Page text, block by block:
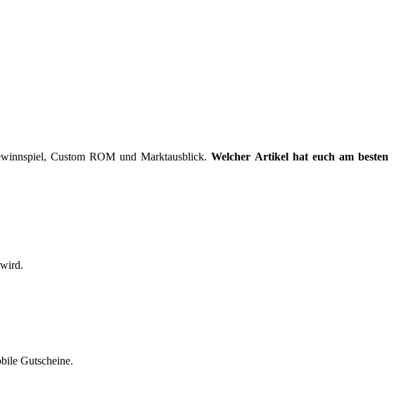
Custom ROM und Marktausblick.Welcher Artikel hat euch am besten
Gutscheine.